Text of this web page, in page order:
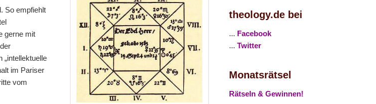
So empfiehlt
gerne mit
„intellektuelle
im Pariser
vom
theology.de bei
... Facebook
... Twitter
Monatsrätsel
Rätseln & Gewinnen!